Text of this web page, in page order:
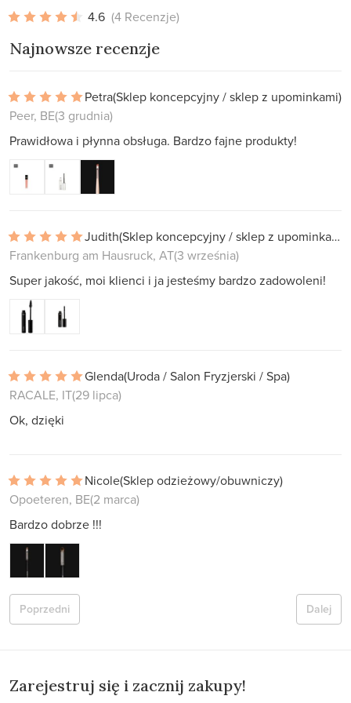
4.6 (4 Recenzje)
Najnowsze recenzje
Petra(Sklep koncepcyjny / sklep z upominkami)
Peer, BE(3 grudnia)
Prawidłowa i płynna obsługa. Bardzo fajne produkty!
Judith
(Sklep koncepcyjny / sklep z upominkami)
Frankenburg am Hausruck, AT(3 września)
Super jakość, moi klienci i ja jesteśmy bardzo zadowoleni!
Glenda(Uroda / Salon Fryzjerski / Spa)
RACALE, IT(29 lipca)
Ok, dzięki
Nicole(Sklep odzieżowy/obuwniczy)
Opoeteren, BE(2 marca)
Bardzo dobrze !!!
Dalej
Poprzedni
Zarejestruj się i zacznij zakupy!